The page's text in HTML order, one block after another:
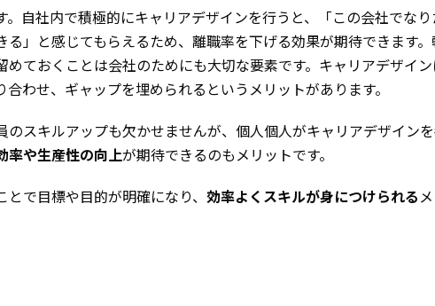
。自社内で積極的にキャリアデザインを行うと、「この会社でなり
」と感じてもらえるため、離職率を下げる効果が期待できます
ておくことは会社のためにも大切な要素です。キャリアデザイ
わせ、ギャップを埋められるというメリットがあります。
のスキルアップも欠かせませんが、個人個人がキャリアデザイン
率や生産性の向上が期待できるのもメリットです。
とで目標や目的が明確になり、効率よくスキルが身につけられる